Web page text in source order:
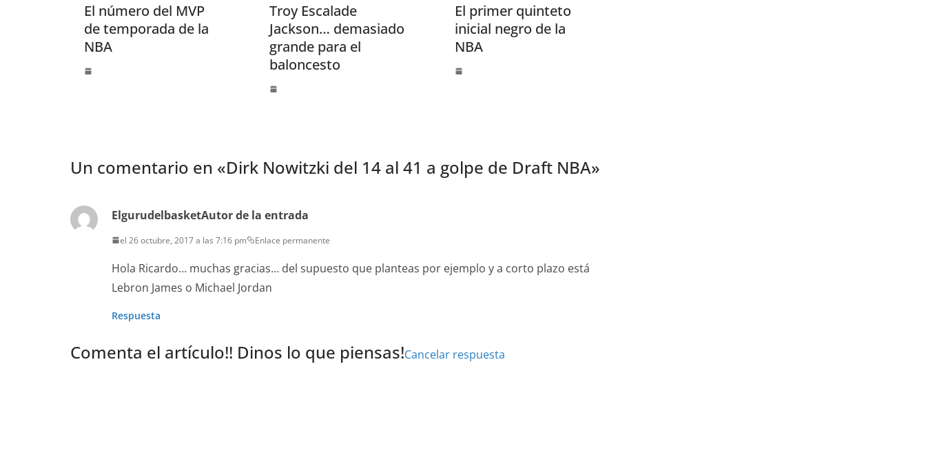
El número del MVP
de temporada de la
NBA
Troy Escalade
Jackson… demasiado
grande para el
baloncesto
El primer quinteto
inicial negro de la
NBA
Un comentario en «Dirk Nowitzki del 14 al 41 a golpe de Draft NBA»
ElgurudelbasketAutor de la entrada
el 26 octubre, 2017 a las 7:16 pm Enlace permanente
Hola Ricardo… muchas gracias… del supuesto que planteas por ejemplo y a corto plazo está
Lebron James o Michael Jordan
Respuesta
Comenta el artículo!! Dinos lo que piensas!Cancelar respuesta